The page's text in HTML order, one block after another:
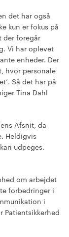
det har også
kun er fokus på
der foregår
Vi har oplevet
enheder. Der
hvor personale
Så det har på
Tina Dahl
Afsnit, da
Heldigvis
udpeges.
om arbejdet
forbedringer i
i
Patientsikkerhed